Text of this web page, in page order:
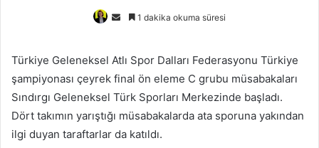
Bir
göndermek
1 dakika okuma süresi
Türkiye Geleneksel Atlı Spor Dalları Federasyonu Türkiye
şampiyonası çeyrek final ön eleme C grubu müsabakaları
Sındırgı Geleneksel Türk Sporları Merkezinde başladı.
Dört takımın yarıştığı müsabakalarda ata sporuna yakından
ilgi duyan taraftarlar da katıldı.